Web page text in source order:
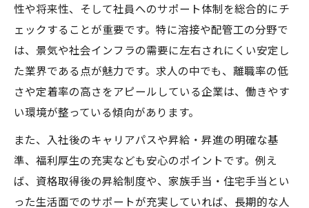
性や将来性、そして社員へのサポート体制を総合的にチ
ェックすることが重要です。特に溶接や配管工の分野で
は、景気や社会インフラの需要に左右されにくい安定し
た業界である点が魅力です。求人の中でも、離職率の低
さや定着率の高さをアピールしている企業は、働きやす
い環境が整っている傾向があります。
また、入社後のキャリアパスや昇給・昇進の明確な基
準、福利厚生の充実なども安心のポイントです。例え
ば、資格取得後の昇給制度や、家族手当・住宅手当とい
った生活面でのサポートが充実していれば、長期的な人